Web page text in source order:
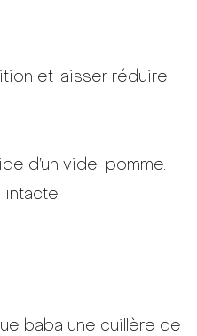
et laisser réduire
d’un vide-pomme.
intacte.
baba une cuillère de